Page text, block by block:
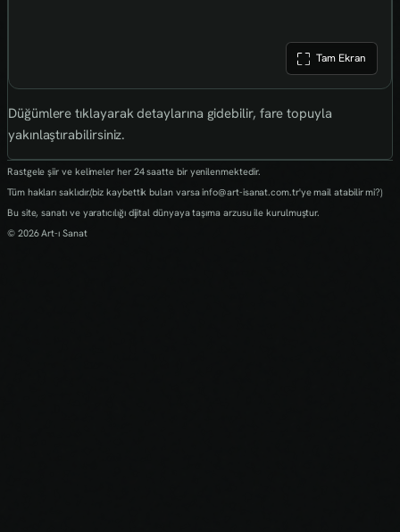
Tam Ekran
Düğümlere tıklayarak detaylarına gidebilir, fare topuyla
yakınlaştırabilirsiniz.
Rastgele şiir ve kelimeler her 24 saatte bir yenilenmektedir.
Tüm hakları saklıdır.(biz kaybettik bulan varsa info@art-isanat.com.tr'ye mail atabilir mi?)
Bu site, sanatı ve yaratıcılığı dijital dünyaya taşıma arzusu ile kurulmuştur.
© 2026 Art-ı Sanat